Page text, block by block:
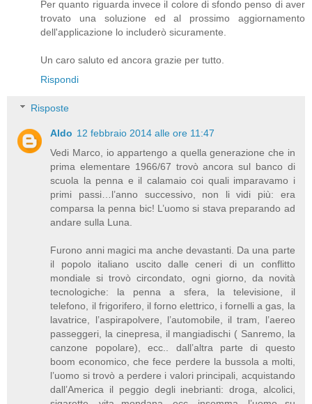
Per quanto riguarda invece il colore di sfondo penso di aver
trovato una soluzione ed al prossimo aggiornamento
dell'applicazione lo includerò sicuramente.
Un caro saluto ed ancora grazie per tutto.
Rispondi
Risposte
Aldo 12 febbraio 2014 alle ore 11:47
Vedi Marco, io appartengo a quella generazione che in
prima elementare 1966/67 trovò ancora sul banco di
scuola la penna e il calamaio coi quali imparavamo i
primi passi…l’anno successivo, non li vidi più: era
comparsa la penna bic! L’uomo si stava preparando ad
andare sulla Luna.
Furono anni magici ma anche devastanti. Da una parte
il popolo italiano uscito dalle ceneri di un conflitto
mondiale si trovò circondato, ogni giorno, da novità
tecnologiche: la penna a sfera, la televisione, il
telefono, il frigorifero, il forno elettrico, i fornelli a gas, la
lavatrice, l’aspirapolvere, l’automobile, il tram, l’aereo
passeggeri, la cinepresa, il mangiadischi ( Sanremo, la
canzone popolare), ecc.. dall’altra parte di questo
boom economico, che fece perdere la bussola a molti,
l’uomo si trovò a perdere i valori principali, acquistando
dall’America il peggio degli inebrianti: droga, alcolici,